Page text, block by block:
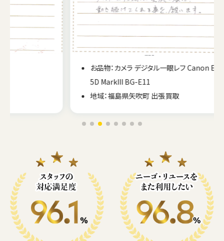
お品物：カメラ デジタル一眼レフ Canon EOS
5D MarkIII BG-E11
地域：福島県矢吹町 出張買取